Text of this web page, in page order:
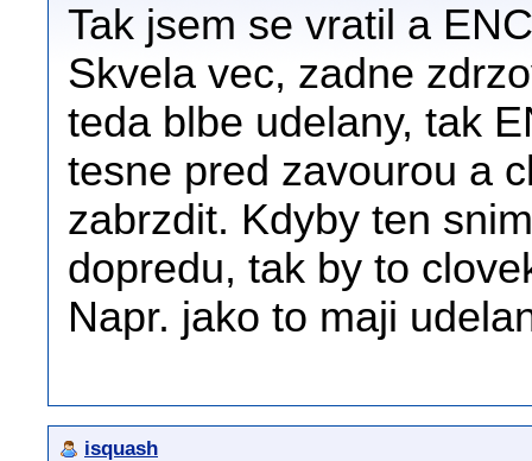
Tak jsem se vratil a
Skvela vec, zadne
teda blbe udelany, tak
tesne pred zavourou a
zabrzdit. Kdyby ten
dopredu, tak by to
Napr. jako to maji
isquash